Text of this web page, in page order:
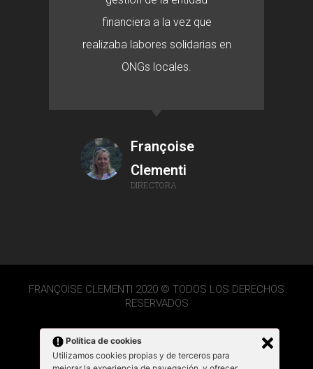
Política de cookies
Utilizamos cookies propias y de terceros para
financiera a la vez que
realizaba labores solidarias en
ONGs locales.
Françoise
Clementi
DIRECTORA
FRANÇOISE CLEMENTI 2020 © TODOS LOS DERECHOS
RESERVADOS